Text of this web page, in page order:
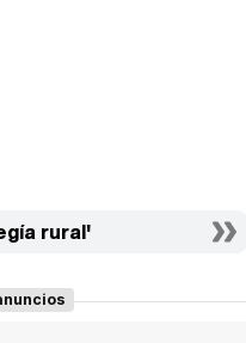
rural'